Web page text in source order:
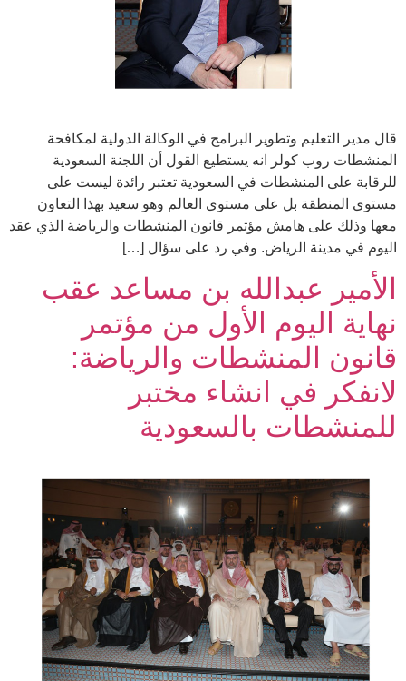
قال مدير التعليم وتطوير البرامج في الوكالة الدولية لمكافحة
المنشطات روب كولر انه يستطيع القول أن اللجنة السعودية
للرقابة على المنشطات في السعودية تعتبر رائدة ليست على
مستوى المنطقة بل على مستوى العالم وهو سعيد بهذا التعاون
معها وذلك على هامش مؤتمر قانون المنشطات والرياضة الذي عقد
اليوم في مدينة الرياض. وفي رد على سؤال […]
الأمير عبدالله بن مساعد عقب
نهاية اليوم الأول من مؤتمر
قانون المنشطات والرياضة:
لانفكر في انشاء مختبر
للمنشطات بالسعودية